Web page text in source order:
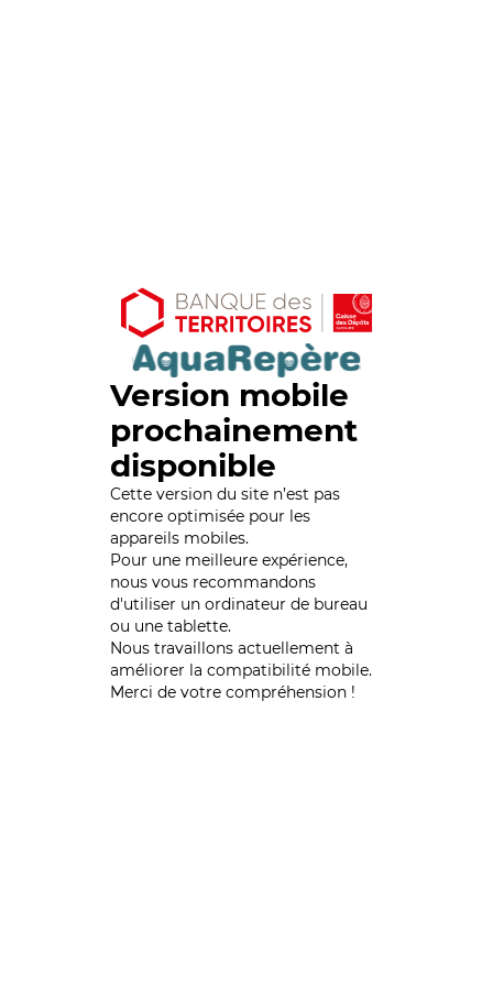
Version mobile
prochainement
disponible
Cette version du site n’est pas
encore optimisée pour les
appareils mobiles.
Pour une meilleure expérience,
nous vous recommandons
d'utiliser un ordinateur de bureau
ou une tablette.
Nous travaillons actuellement à
améliorer la compatibilité mobile.
Merci de votre compréhension !